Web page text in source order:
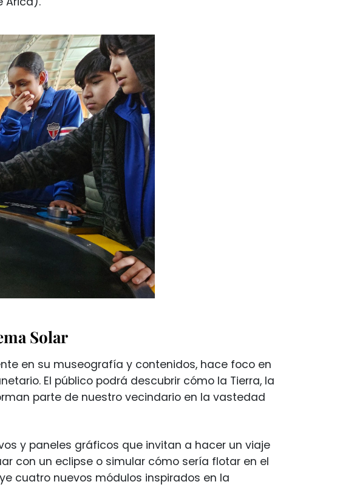
Solar
en su museografía y contenidos, hace foco en
El público podrá descubrir cómo la Tierra, la
parte de nuestro vecindario en la vastedad
y paneles gráficos que invitan a hacer un viaje
con un eclipse o simular cómo sería flotar en el
cuatro nuevos módulos inspirados en la